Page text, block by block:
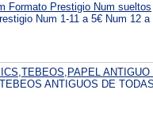
Formato Prestigio Num sueltos
Num 1-11 a 5€ Num 12
ANTIGUOS DE